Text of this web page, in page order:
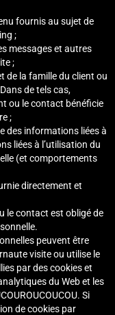
fournis au sujet de
;
messages et autres
;
de la famille du client ou
de tels cas,
ou le contact bénéficie
;
des informations liées à
liées à l’utilisation du
(et comportements
directement et
le contact est obligé de
peuvent être
visite ou utilise le
par des cookies et
du Web et les
Si
de cookies par